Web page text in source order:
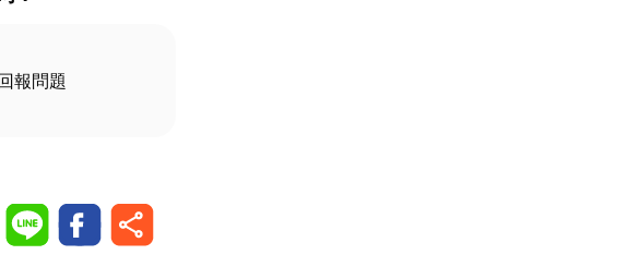
回報問題